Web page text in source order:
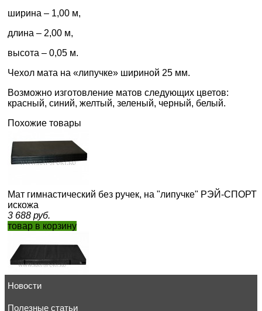
ширина – 1,00 м,
длина – 2,00 м,
высота – 0,05 м.
Чехол мата на «липучке» шириной 25 мм.
Возможно изготовление матов следующих цветов:
красный, синий, желтый, зеленый, черный, белый.
Похожие товары
Мат гимнастический без ручек, на "липучке" РЭЙ-
искожа
3 688 руб.
товар в корзину
6 839 руб.
Новости
Полезные статьи